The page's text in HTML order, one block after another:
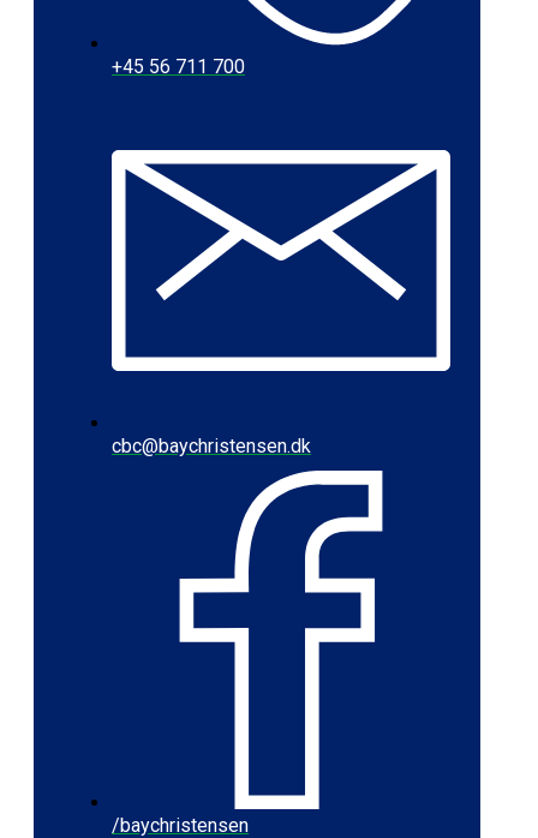
+45 56 711 700
cbc@baychristensen.dk
/baychristensen